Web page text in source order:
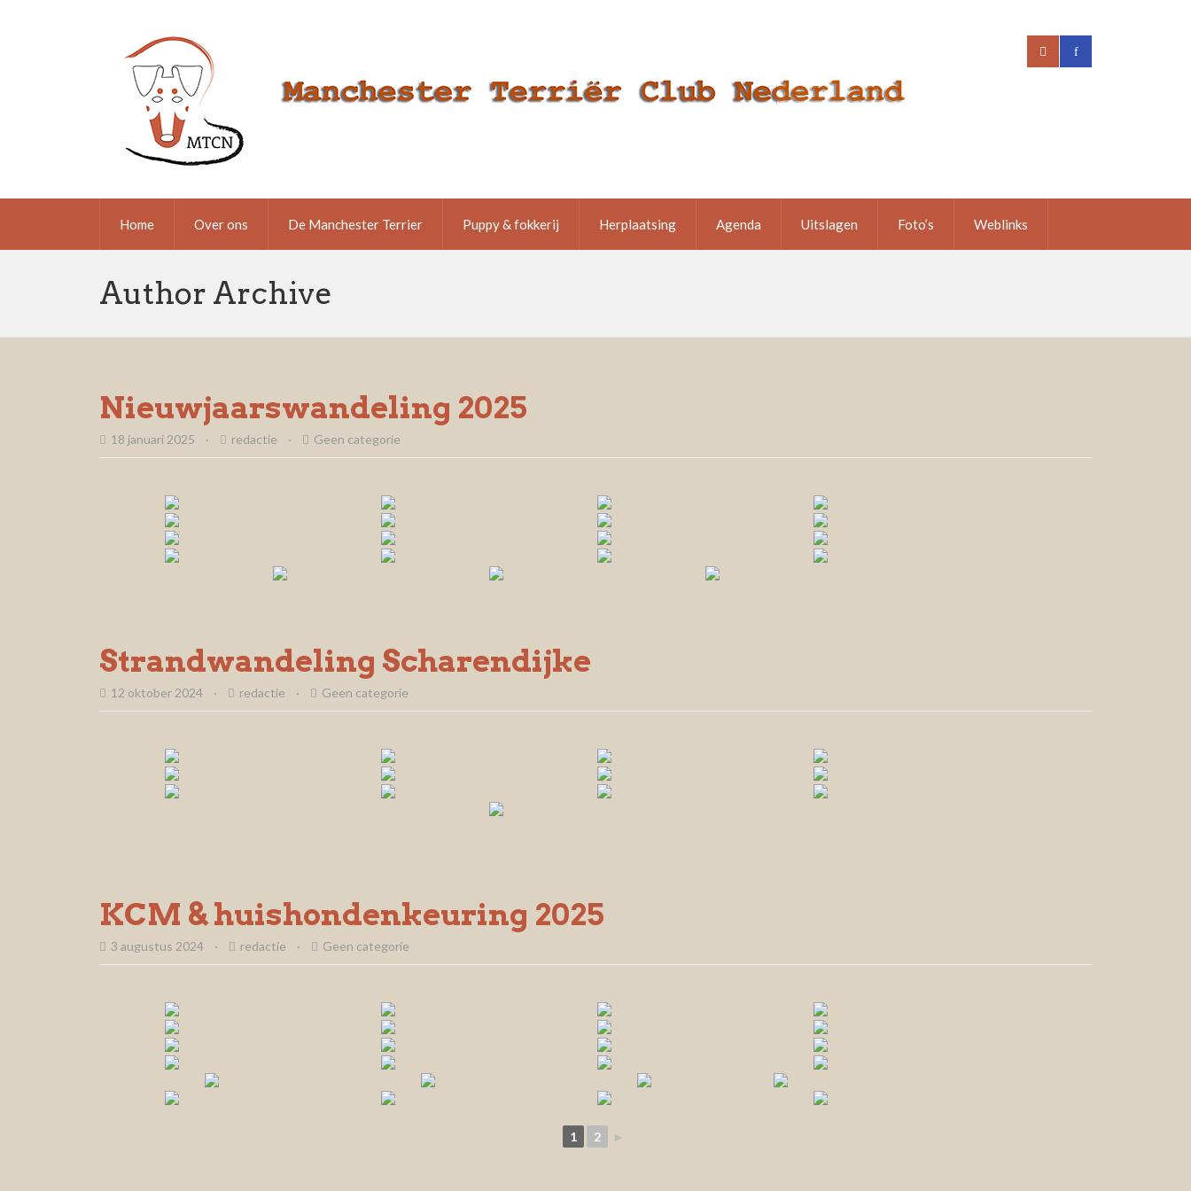
Home Over ons De Manchester Terrier Puppy & fokkerij Herplaatsing Agenda Uitslagen Foto’s Weblinks
Author Archive
Nieuwjaarswandeling 2025
18 januari 2025 · redactie · Geen categorie
Strandwandeling Scharendijke
12 oktober 2024 · redactie · Geen categorie
KCM & huishondenkeuring 2025
3 augustus 2024 · redactie · Geen categorie
1 2 ►